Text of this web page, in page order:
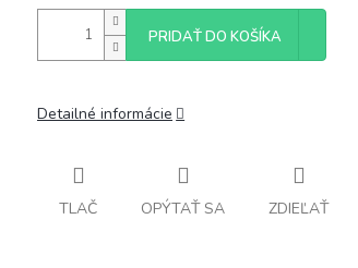
PRIDAŤ DO KOŠÍKA
Detailné informácie
TLAČ OPÝTAŤ SA ZDIEĽAŤ